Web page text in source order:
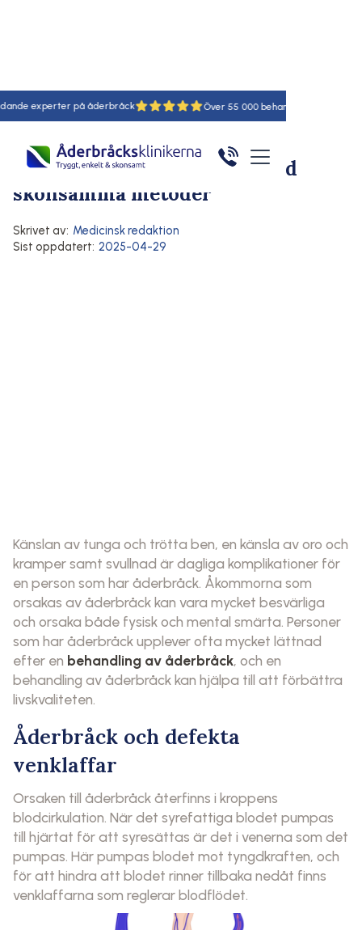
på åderbråck 55
Hem/Artiklar/Här
Behandling av åderbråck Åderbråck
Behandling av åderbråck med
skonsamma metoder
Skrivet av: Medicinsk redaktion
Sist oppdatert: 2025-04-29
Känslan av tunga och trötta ben, en känsla av oro och
kramper samt svullnad är dagliga komplikationer för
en person som har åderbråck. Åkommorna som
orsakas av åderbråck kan vara mycket besvärliga
och orsaka både fysisk och mental smärta. Personer
som har åderbråck upplever ofta mycket lättnad
efter en behandling av åderbråck, och en
behandling av åderbråck kan hjälpa till att förbättra
livskvaliteten.
Åderbråck och defekta
venklaffar
Orsaken till åderbråck återfinns i kroppens
blodcirkulation. När det syrefattiga blodet pumpas
till hjärtat för att syresättas är det i venerna som det
pumpas. Här pumpas blodet mot tyngdkraften, och
för att hindra att blodet rinner tillbaka nedåt finns
venklaffarna som reglerar blodflödet.